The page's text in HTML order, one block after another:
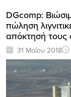
DGcomp:
πώληση
απόκτησή τους
31 Μαΐου 2018